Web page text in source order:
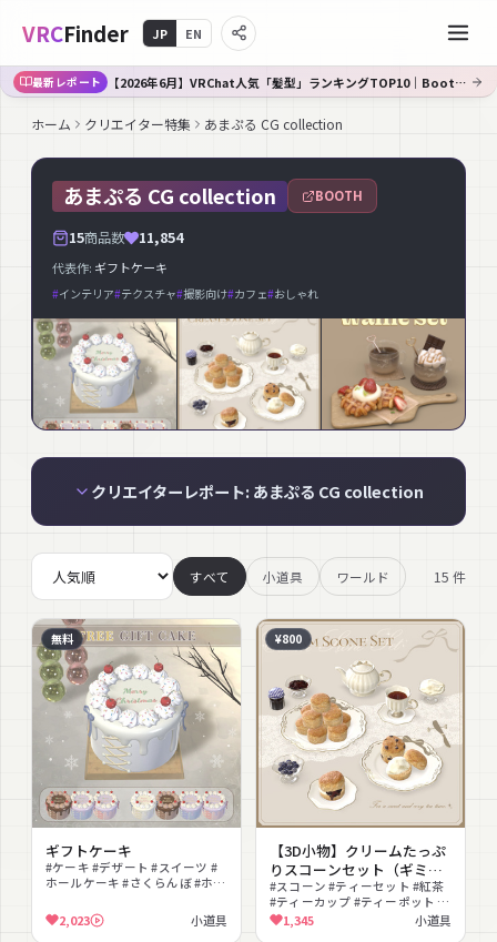
VRCFinder JP EN
最新レポート 【2026年6月】VRChat人気「髪型」ランキングTOP10｜Booth傾向分析
ホーム クリエイター特集 あまぷる CG collection
あまぷる CG collection BOOTH
15商品数 11,854
代表作: ギフトケーキ
#インテリア#テクスチャ#撮影向け#カフェ#おしゃれ
クリエイターレポート: あまぷる CG collection
すべて 小道具 ワールド 15 件
無料
ギフトケーキ
#ケーキ #デザート #スイーツ #
ホールケーキ #さくらんぼ #ホイ
おうちカフェ
2,023 小道具
¥800
【3D小物】クリームたっぷ
りスコーンセット（ギミッ
ク付き）
#スコーン #ティーセット #紅茶
#ティーカップ #ティーポット #
ジャム #クリーム #お菓子 #カフ
ェ #アフタヌーンティー
1,345 小道具